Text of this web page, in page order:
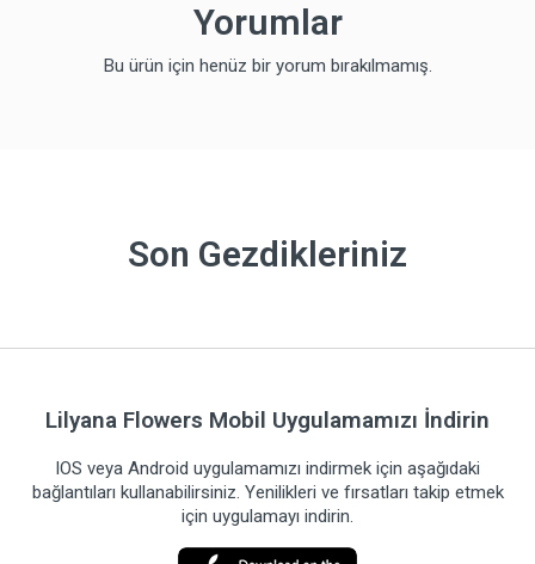
Yorumlar
Bu ürün için henüz bir yorum bırakılmamış.
Son Gezdikleriniz
Lilyana Flowers Mobil Uygulamamızı İndirin
IOS veya Android uygulamamızı indirmek için aşağıdaki
bağlantıları kullanabilirsiniz. Yenilikleri ve fırsatları takip etmek
için uygulamayı indirin.